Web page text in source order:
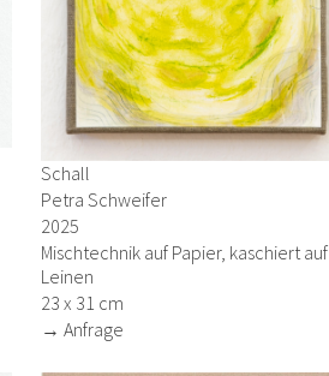
Schall
Petra Schweifer
2025
Mischtechnik auf Papier, kaschiert auf
Leinen
23 x 31 cm
→ Anfrage